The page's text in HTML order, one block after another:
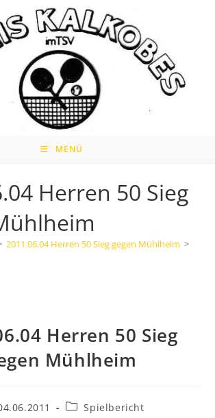
MENÜ
Herren 50 Sieg
2011.06.04 Herren 50 Sieg gegen Mühlheim >
Herren 50 Sieg
Mühlheim
Beitrags-
Spielbericht